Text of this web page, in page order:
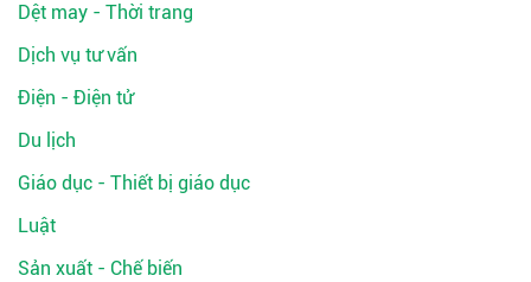
Dệt may - Thời trang
Dịch vụ tư vấn
Điện - Điện tử
Du lịch
Giáo dục - Thiết bị giáo dục
Luật
Sản xuất - Chế biến